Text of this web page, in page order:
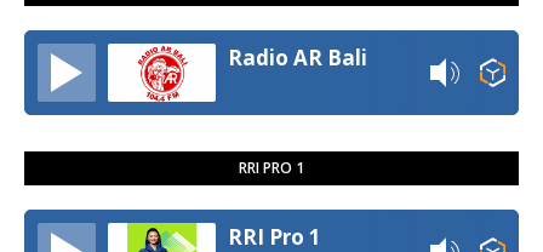
Radio AR Bali
RRI PRO 1
RRI Pro 1